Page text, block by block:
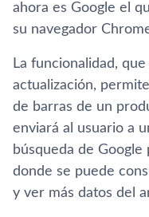
ahora es Google el
su navegador
La funcionalidad,
actualización,
de barras de un
enviará al usuario a
búsqueda de
donde se puede
y ver más datos del